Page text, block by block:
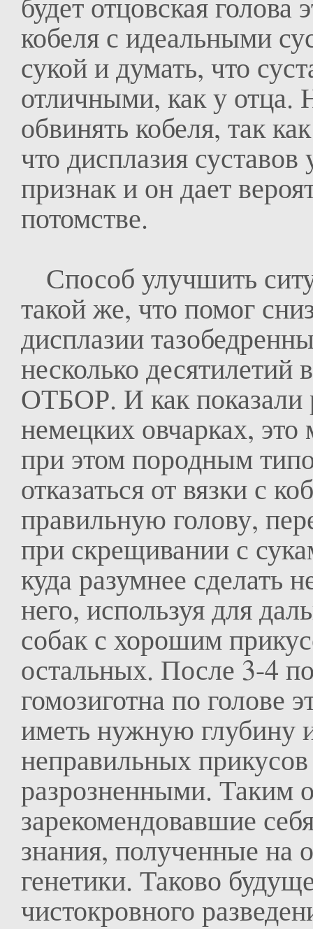
кобеля с идеальными
сукой и думать, что
отличными, как у отца.
обвинять кобеля, так
что дисплазия
признак и он дает
потомстве.
Способ улучшить
такой же, что помог
дисплазии
несколько десятилетий
ОТБОР. И как показали
немецких овчарках,
при этом породным
отказаться от вязки с
правильную голову,
при скрещивании с
куда разумнее сделать
него, используя для
собак с хорошим
остальных. После 3-4
гомозиготна по голове
иметь нужную глубину
неправильных
разрозненными. Таким
зарекомендовавшие
знания, полученные на
генетики. Таково
чистокровного